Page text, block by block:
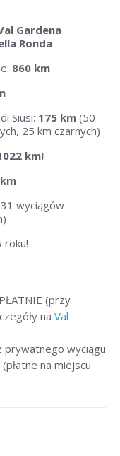
Gardena
Ronda
860 km
Siusi: 175 km (50
25 km czarnych)
km!
wyciągów
roku!
(przy
na Val
prywatnego wyciągu
na miejscu